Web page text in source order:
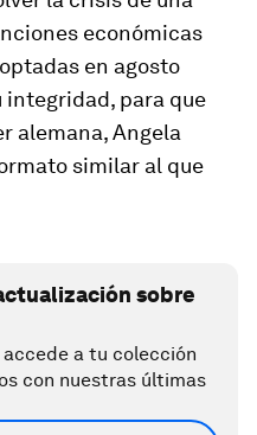
económicas
en agosto
integridad, para que
alemana, Angela
similar al que
sobre
a tu colección
con nuestras últimas